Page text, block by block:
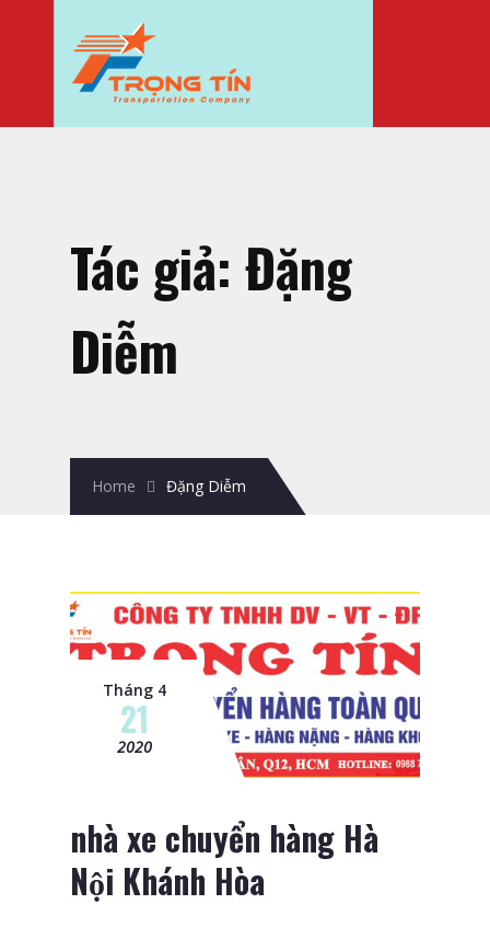
Tác giả: Đặng
Diễm
Home Đặng Diễm
Tháng 4
21
2020
nhà xe chuyển hàng Hà
Nội Khánh Hòa